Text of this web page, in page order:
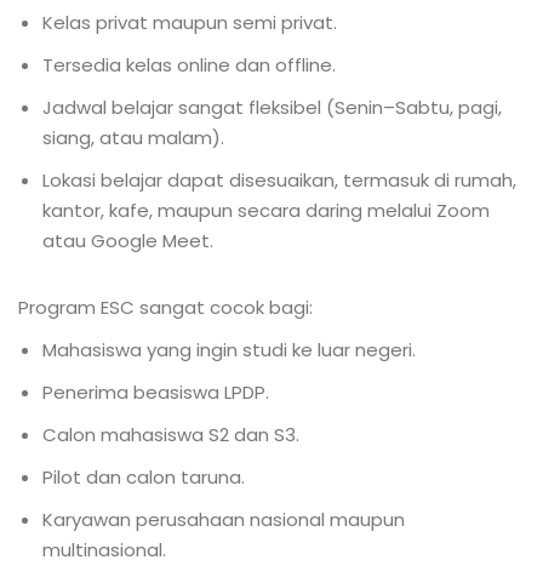
Kelas privat maupun semi privat.
Tersedia kelas online dan offline.
Jadwal belajar sangat fleksibel (Senin–Sabtu, pagi,
siang, atau malam).
Lokasi belajar dapat disesuaikan, termasuk di rumah,
kantor, kafe, maupun secara daring melalui Zoom
atau Google Meet.
Program ESC sangat cocok bagi:
Mahasiswa yang ingin studi ke luar negeri.
Penerima beasiswa LPDP.
Calon mahasiswa S2 dan S3.
Pilot dan calon taruna.
Karyawan perusahaan nasional maupun
multinasional.